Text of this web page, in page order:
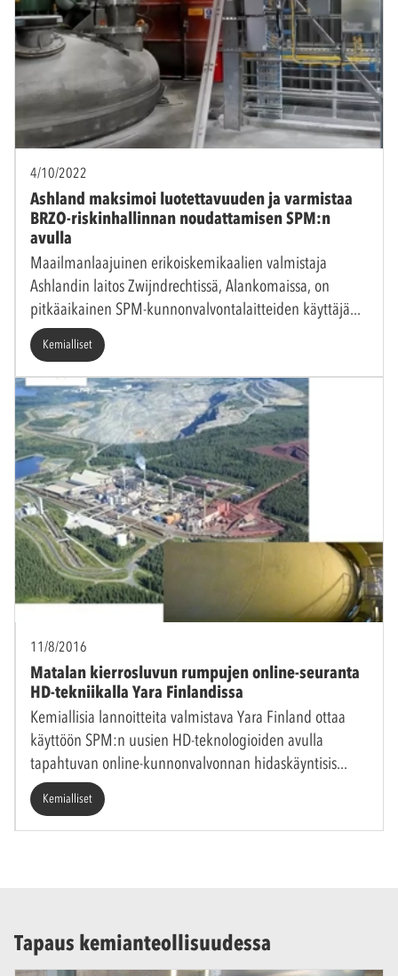
4/10/2022
Ashland maksimoi luotettavuuden ja varmistaa
BRZO-riskinhallinnan noudattamisen SPM:n
avulla
Maailmanlaajuinen erikoiskemikaalien valmistaja
Ashlandin laitos Zwijndrechtissä, Alankomaissa, on
pitkäaikainen SPM-kunnonvalvontalaitteiden käyttäjä
Kemialliset
11/8/2016
Matalan kierrosluvun rumpujen online-seuranta
HD-tekniikalla Yara Finlandissa
Kemiallisia lannoitteita valmistava Yara Finland ottaa
käyttöön SPM:n uusien HD-teknologioiden avulla
tapahtuvan online-kunnonvalvonnan hidaskäyntisis
Kemialliset
Tapaus kemianteollisuudessa